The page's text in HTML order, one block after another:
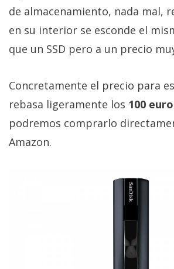
de almacenamiento, nada mal,
en su interior se esconde el
que un SSD pero a un precio
Concretamente el precio para
rebasa ligeramente los 100
podremos comprarlo
Amazon.